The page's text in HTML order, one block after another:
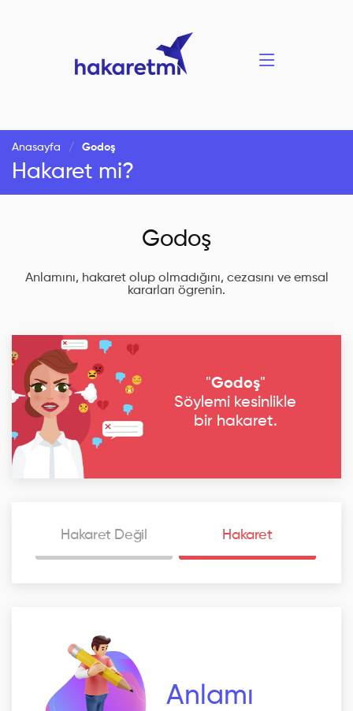
Anasayfa Godoş
Hakaret mi?
Godoş
Anlamını, hakaret olup olmadığını, cezasını ve emsal
kararları ögrenin.
"Godoş"
Söylemi kesinlikle
bir hakaret.
Hakaret Değil Hakaret
Anlamı